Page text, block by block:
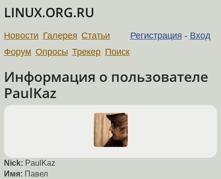
LINUX.ORG.RU
Регистрация - Вход
Новости Галерея Статьи
Форум Опросы Трекер Поиск
Информация о пользователе
PaulKaz
Nick: PaulKaz
Имя: Павел